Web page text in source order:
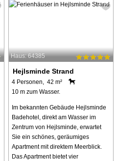
Haus: 64385
Hejlsminde Strand
4 Personen, 42 m²
10 m zum Wasser.
Im bekannten Gebäude Hejlsminde
Badehotel, direkt am Wasser im
Zentrum von Hejlsminde, erwartet
Sie ein schönes, geräumiges
Apartment mit direktem Meerblick.
Das Apartment bietet vier